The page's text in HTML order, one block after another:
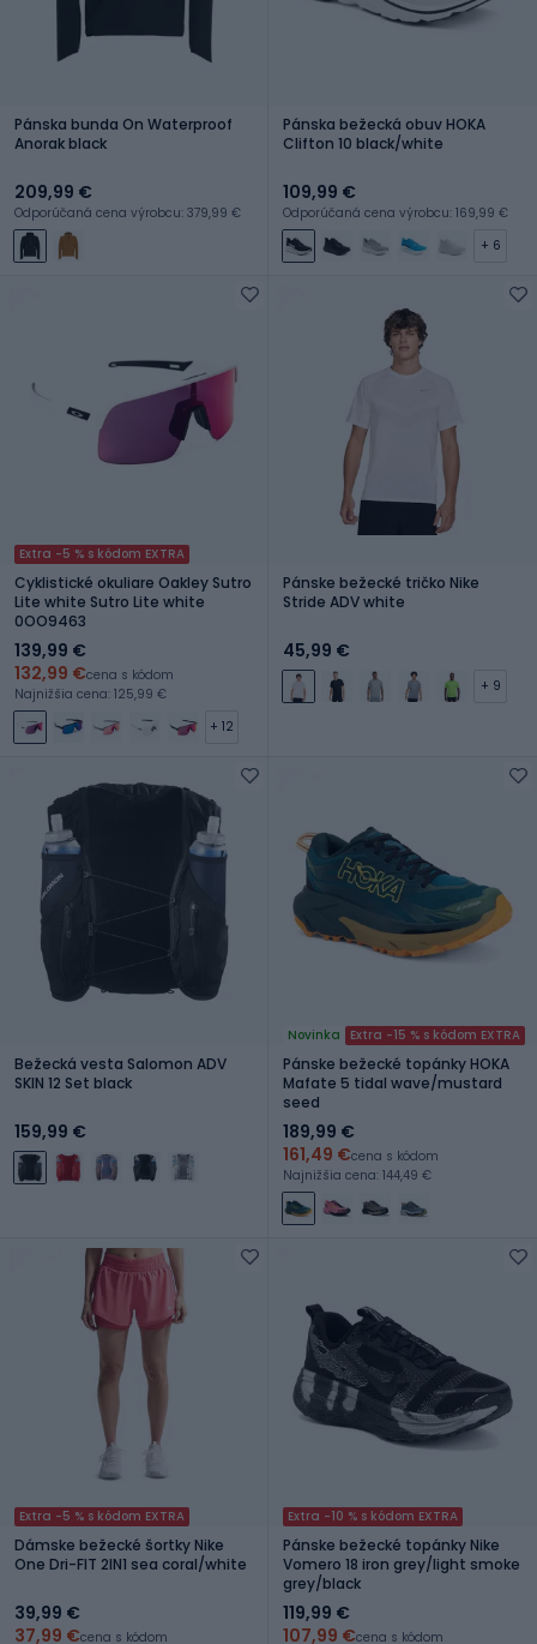
Pánska bunda On Waterproof
Anorak black
209,99 €
Odporúčaná cena výrobcu: 379,99 €
Pánska bežecká obuv HOKA
Clifton 10 black/white
109,99 €
Odporúčaná cena výrobcu: 169,99 €
+ 6
Extra -5 % s kódom EXTRA
Cyklistické okuliare Oakley Sutro
Lite white Sutro Lite white
0OO9463
139,99 €
132,99 €cena s kódom
Najnižšia cena: 125,99 €
+ 12
Pánske bežecké tričko Nike
Stride ADV white
45,99 €
+ 9
Bežecká vesta Salomon ADV
SKIN 12 Set black
159,99 €
Novinka Extra -15 % s kódom EXTRA
Pánske bežecké topánky HOKA
Mafate 5 tidal wave/mustard
seed
189,99 €
161,49 €cena s kódom
Najnižšia cena: 144,49 €
Extra -5 % s kódom EXTRA
Dámske bežecké šortky Nike
One Dri-FIT 2IN1 sea coral/white
39,99 €
37,99 €cena s kódom
Extra -10 % s kódom EXTRA
Pánske bežecké topánky Nike
Vomero 18 iron grey/light smoke
grey/black
119,99 €
107,99 €cena s kódom